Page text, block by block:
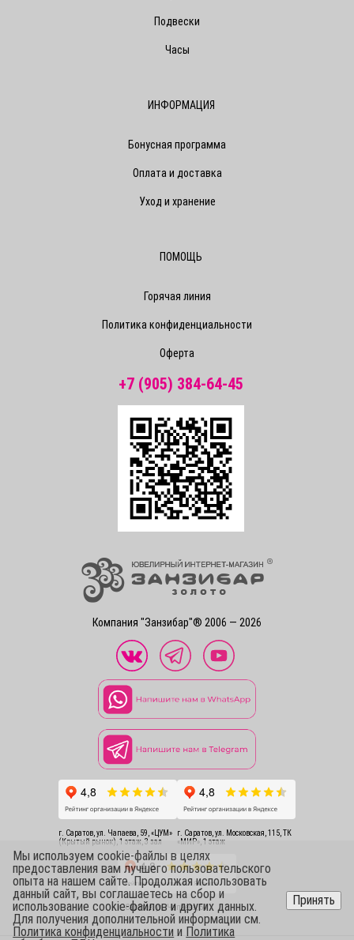
Компания "Занзибар"® 2006 — 2026
Подвески
Часы
ИНФОРМАЦИЯ
Бонусная программа
Оплата и доставка
Уход и хранение
ПОМОЩЬ
Горячая линия
Политика конфиденциальности
Оферта
+7 (905) 384-64-45
г. Саратов, ул. Чапаева, 59, «ЦУМ»
(Крытый рынок), 1 этаж, 3 зал
г. Саратов, ул. Московская, 115, ТК
«МИР», 1 этаж
г. Саратов, ул. Чапаева, 54
Мы используем cookie-файлы в целях
предоставления вам лучшего пользовательского
опыта на нашем сайте. Продолжая использовать
данный сайт, вы соглашаетесь на сбор и
использование cookie-файлов и других данных.
Для получения дополнительной информации см.
Политика конфиденциальности и Политика
Принять